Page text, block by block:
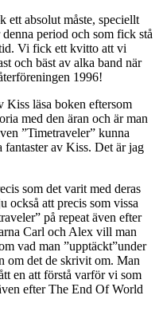
ett absolut måste, speciellt
period och som fick stå
Vi fick ett kvitto att vi
och bäst av alka band när
1996!
Kiss läsa boken eftersom
med den äran och är man
”Timetraveler” kunna
fantaster av Kiss. Det är jag
som det varit med deras
också att precis som vissa
på repeat även efter
Carl och Alex vill man
vad man ”upptäckt”under
om det de skrivit om. Man
en att förstå varför vi som
efter The End Of World